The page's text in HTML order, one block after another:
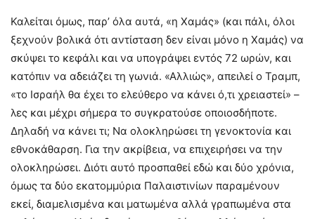
Καλείται όμως, παρ’ όλα αυτά, «η Χαμάς» (και πάλι, όλοι
ξεχνούν βολικά ότι αντίσταση δεν είναι μόνο η Χαμάς) να
σκύψει το κεφάλι και να υπογράψει εντός 72 ωρών, και
κατόπιν να αδειάζει τη γωνιά. «Αλλιώς», απειλεί ο Τραμπ,
«το Ισραήλ θα έχει το ελεύθερο να κάνει ό,τι χρειαστεί» –
λες και μέχρι σήμερα το συγκρατούσε οποιοσδήποτε.
Δηλαδή να κάνει τι; Να ολοκληρώσει τη γενοκτονία και
εθνοκάθαρση. Για την ακρίβεια, να επιχειρήσει να την
ολοκληρώσει. Διότι αυτό προσπαθεί εδώ και δύο χρόνια,
όμως τα δύο εκατομμύρια Παλαιστινίων παραμένουν
εκεί, διαμελισμένα και ματωμένα αλλά γραπωμένα στα